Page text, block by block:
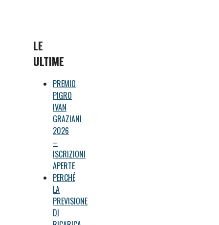
LE
ULTIME
PREMIO
PIGRO
IVAN
GRAZIANI
2026
–
ISCRIZIONI
APERTE
PERCHÉ
LA
PREVISIONE
DI